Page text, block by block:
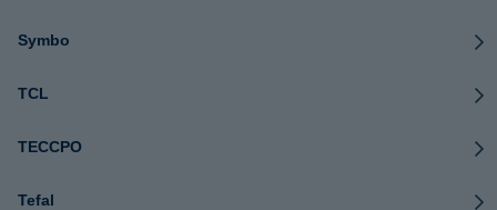
Symbo
TCL
TECCPO
Tefal